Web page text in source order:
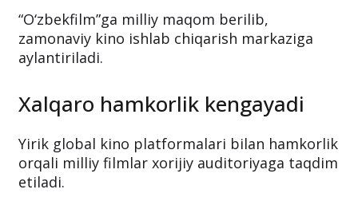
“O‘zbekfilm”ga milliy maqom berilib,
zamonaviy kino ishlab chiqarish markaziga
aylantiriladi.
Xalqaro hamkorlik kengayadi
Yirik global kino platformalari bilan hamkorlik
orqali milliy filmlar xorijiy auditoriyaga taqdim
etiladi.